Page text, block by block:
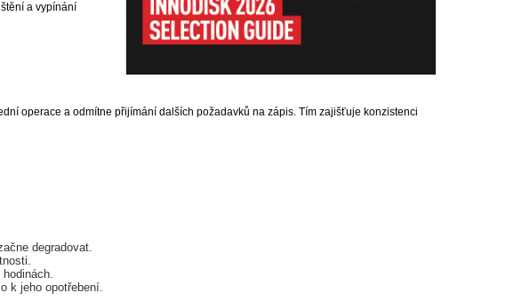
a vypínání
operace a odmítne přijímání dalších požadavků na zápis. Tím zajišťuje konzistenci
degradovat.
k jeho opotřebení.